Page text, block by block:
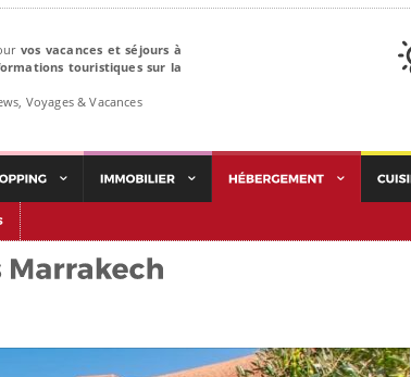
vos vacances et séjours à
touristiques sur la
Voyages & Vacances